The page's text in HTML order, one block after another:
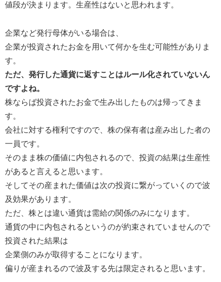
値段が決まります。生産性はないと思われます。
企業など発行母体がいる場合は、
企業が投資されたお金を用いて何かを生む可能性がありま
す。
ただ、発行した通貨に返すことはルール化されていないん
ですよね。
株ならば投資されたお金で生み出したものは帰ってきま
す。
会社に対する権利ですので、株の保有者は産み出した者の
一員です。
そのまま株の価値に内包されるので、投資の結果は生産性
があると言えると思います。
そしてその産まれた価値は次の投資に繋がっていくので波
及効果があります。
ただ、株とは違い通貨は需給の関係のみになります。
通貨の中に内包されるというのが約束されていませんので
投資された結果は
企業側のみが取得することになります。
偏りが産まれるので波及する先は限定されると思います。